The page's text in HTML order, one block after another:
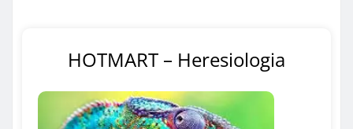
HOTMART – Heresiologia